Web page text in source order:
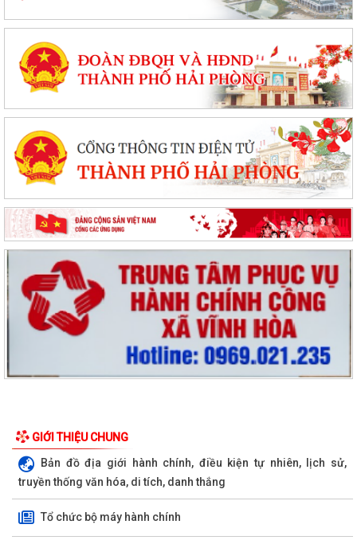
GIỚI THIỆU CHUNG
Bản đồ địa giới hành chính, điều kiện tự nhiên, lịch sử,
truyền thống văn hóa, di tích, danh thắng
Tổ chức bộ máy hành chính